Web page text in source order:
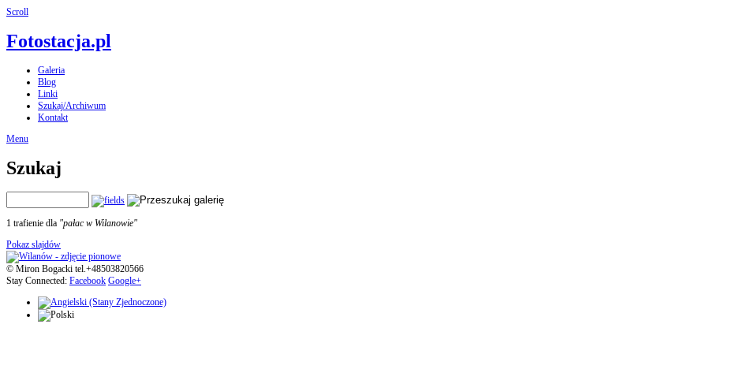
Scroll
Fotostacja.pl
Galeria
Blog
Linki
Szukaj/Archiwum
Kontakt
Menu
Szukaj
1 trafienie dla "pałac w Wilanowie"
Pokaz slajdów
© Miron Bogacki tel.+48503820566
Stay Connected: Facebook Google+